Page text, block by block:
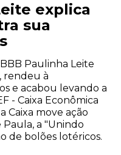
explica
sua
Paulinha Leite
rendeu à
e acabou levando a
- Caixa Econômica
Caixa move ação
a "Unindo
de bolões lotéricos.